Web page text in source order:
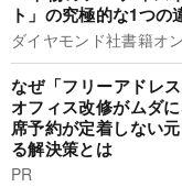
ト」の究極的な1つの
ダイヤモンド社書籍オ
なぜ「フリーアドレ
オフィス改修がムダ
席予約が定着しない
る解決策とは
PR